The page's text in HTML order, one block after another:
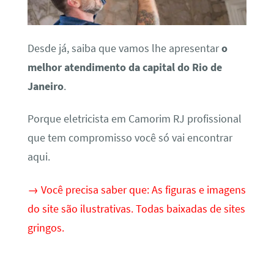
Desde já, saiba que vamos lhe apresentaro
melhor atendimento da capital do Rio de
Janeiro.
Porque eletricista em Camorim RJ profissional
que tem compromisso você só vai encontrar
aqui.
→ Você precisa saber que: As figuras e imagens
do site são ilustrativas. Todas baixadas de sites
gringos.